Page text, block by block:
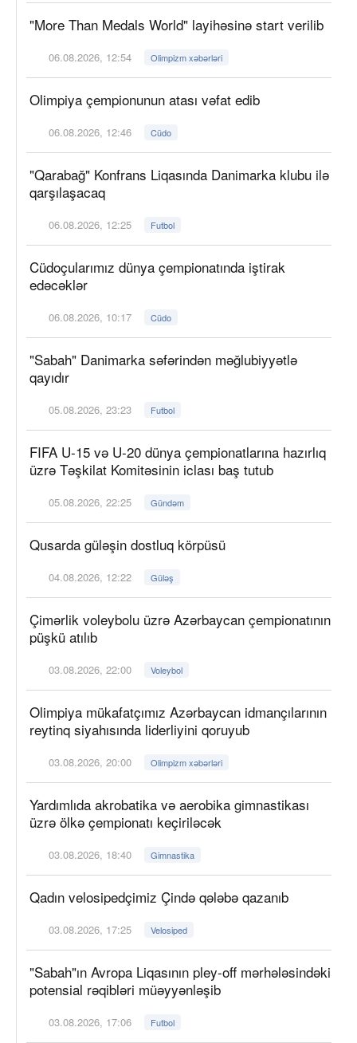
"More Than Medals World" layihəsinə start verilib
06.08.2026, 12:54 Olimpizm xəbərləri
Olimpiya çempionunun atası vəfat edib
06.08.2026, 12:46 Cüdo
"Qarabağ" Konfrans Liqasında Danimarka klubu ilə
qarşılaşacaq
06.08.2026, 12:25 Futbol
Cüdoçularımız dünya çempionatında iştirak
edəcəklər
06.08.2026, 10:17 Cüdo
"Sabah" Danimarka səfərindən məğlubiyyətlə
qayıdır
05.08.2026, 23:23 Futbol
FIFA U-15 və U-20 dünya çempionatlarına hazırlıq
üzrə Təşkilat Komitəsinin iclası baş tutub
05.08.2026, 22:25 Gündəm
Qusarda güləşin dostluq körpüsü
04.08.2026, 12:22 Güləş
Çimərlik voleybolu üzrə Azərbaycan çempionatının
püşkü atılıb
03.08.2026, 22:00 Voleybol
Olimpiya mükafatçımız Azərbaycan idmançılarının
reytinq siyahısında liderliyini qoruyub
03.08.2026, 20:00 Olimpizm xəbərləri
Yardımlıda akrobatika və aerobika gimnastikası
üzrə ölkə çempionatı keçiriləcək
03.08.2026, 18:40 Gimnastika
Qadın velosipedçimiz Çində qələbə qazanıb
03.08.2026, 17:25 Velosiped
"Sabah"ın Avropa Liqasının pley-off mərhələsindəki
potensial rəqibləri müəyyənləşib
03.08.2026, 17:06 Futbol